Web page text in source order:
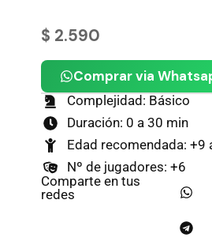
$ 2.590
Comprar via
Complejidad: Básico
Duración: 0 a 30 min
Edad recomendada: +9
Nº de jugadores: +6
Comparte en tus
redes